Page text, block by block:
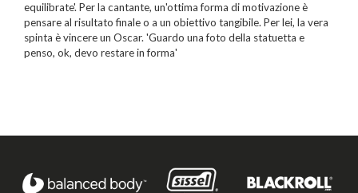
equilibrate'. Per la cantante, un'ottima forma di motivazione è
pensare al risultato finale o a un obiettivo tangibile. Per lei, la vera
spinta è vincere un Oscar. 'Guardo una foto della statuetta e
penso, ok, devo restare in forma'